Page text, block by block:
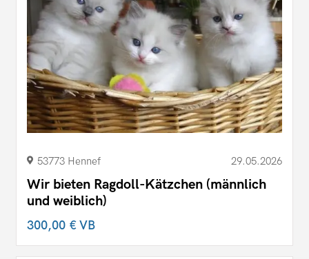
53773 Hennef 29.05.2026
Wir bieten Ragdoll-Kätzchen (männlich
und weiblich)
300,00 €VB